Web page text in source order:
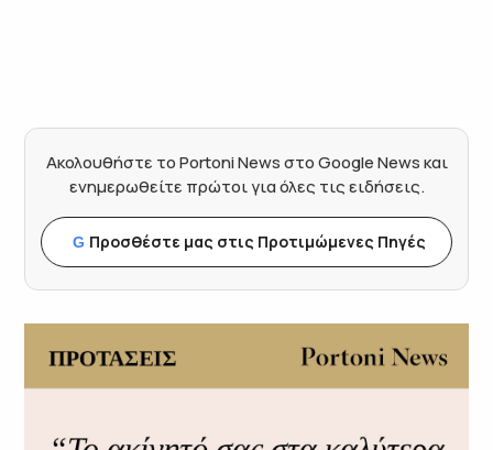
Ακολουθήστε το Portoni News στο Google News και
ενημερωθείτε πρώτοι για όλες τις ειδήσεις.
G Προσθέστε μας στις Προτιμώμενες Πηγές